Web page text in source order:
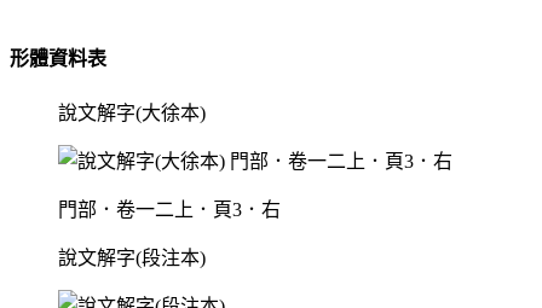
形體資料表
說文解字(大徐本)
門部．卷一二上．頁3．右
說文解字(段注本)